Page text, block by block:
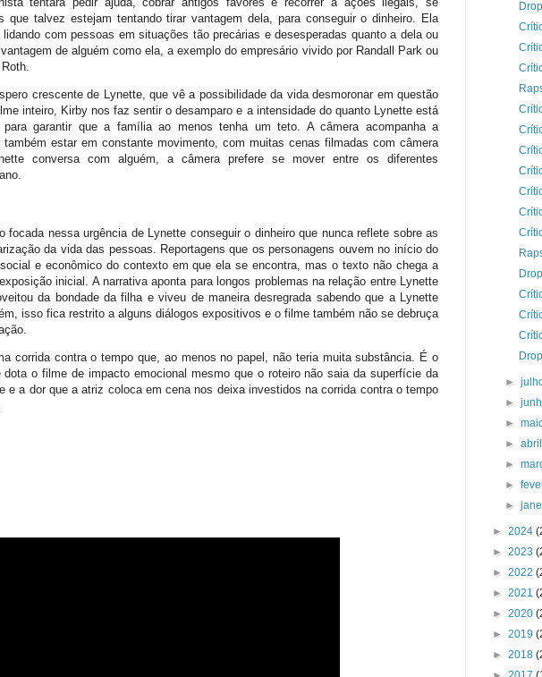
que talvez estejam tentando tirar vantagem dela, para conseguir o dinheiro. Ela
com pessoas em situações tão precárias e desesperadas quanto a dela ou
de alguém como ela, a exemplo do empresário vivido por Randall Park ou
crescente de Lynette, que vê a possibilidade da vida desmoronar em questão
inteiro, Kirby nos faz sentir o desamparo e a intensidade do quanto Lynette está
garantir que a família ao menos tenha um teto. A câmera acompanha a
também estar em constante movimento, com muitas cenas filmadas com câmera
conversa com alguém, a câmera prefere se mover entre os diferentes
focada nessa urgência de Lynette conseguir o dinheiro que nunca reflete sobre as
da vida das pessoas. Reportagens que os personagens ouvem no início do
e econômico do contexto em que ela se encontra, mas o texto não chega a
inicial. A narrativa aponta para longos problemas na relação entre Lynette
da bondade da filha e viveu de maneira desregrada sabendo que a Lynette
isso fica restrito a alguns diálogos expositivos e o filme também não se debruça
corrida contra o tempo que, ao menos no papel, não teria muita substância. É o
dota o filme de impacto emocional mesmo que o roteiro não saia da superfície da
e a dor que a atriz coloca em cena nos deixa investidos na corrida contra o tempo
►
►
►
►
►
►
►
► 2024
► 2023
► 2022
► 2021
► 2020
► 2019
► 2018